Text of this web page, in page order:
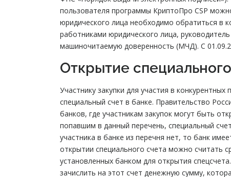
пользователя программы КриптоПро CSP
юридического лица необходимо обратиться в
работниками юридического лица,
машиночитаемую доверенность (МЧД). С
Открытие
Участнику закупки для участия в
специальный счет в банке. Правительство
банков, где участникам закупок могут быть
попавшим в данный перечень, специальный
участника в банке из перечня нет, то банк
открытии специального счета можно считать
установленных банком для открытия
зачислить на этот счет денежную сумму,